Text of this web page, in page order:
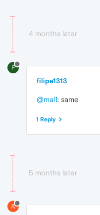
4 months later
F
filipe1313
@mal1: same
1 Reply
5 months later
A